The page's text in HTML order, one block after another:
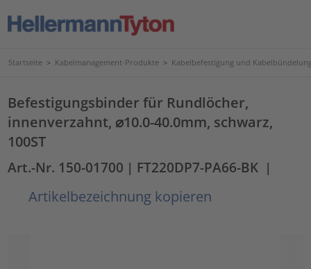
Startseite > Kabelmanagement-Produkte > Kabelbefestigung und
Befestigungsbinder für Rundlöcher,
innenverzahnt, ⌀10.0-40.0mm, schwarz,
100ST
Art.-Nr. 150-01700 | FT220DP7-PA66-BK |
Artikelbezeichnung kopieren